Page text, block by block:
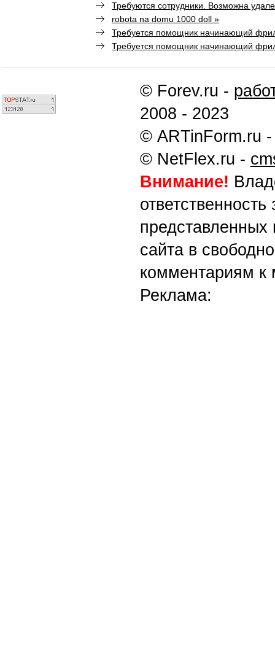
Требуются сотрудники. Возможна
robota na domu 1000 doll »
Требуется помощник начинающий
Требуется помощник начинающий
© Forev.ru -
2008 - 2023
© ARTinForm.ru
© NetFlex.ru -
Внимание!
представленных
сайта в
комментариям к
Реклама: